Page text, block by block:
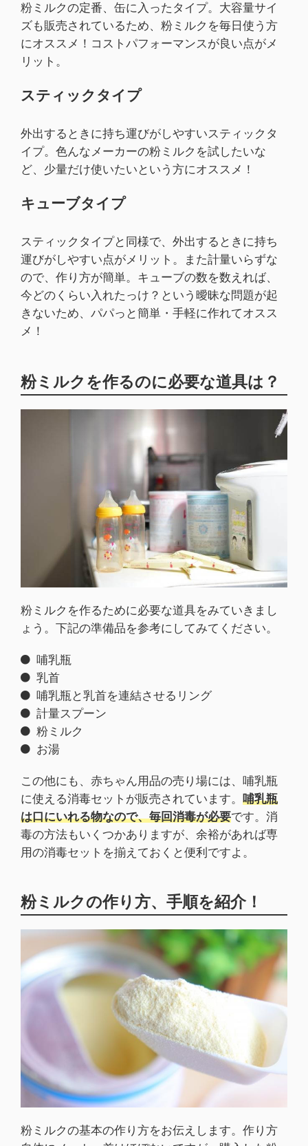
粉ミルクの定番、缶に入ったタイプ。大容量サイ
ズも販売されているため、粉ミルクを毎日使う方
にオススメ！コストパフォーマンスが良い点がメ
リット。
スティックタイプ
外出するときに持ち運びがしやすいスティックタ
イプ。色んなメーカーの粉ミルクを試したいな
ど、少量だけ使いたいという方にオススメ！
キューブタイプ
スティックタイプと同様で、外出するときに持ち
運びがしやすい点がメリット。また計量いらずな
ので、作り方が簡単。キューブの数を数えれば、
今どのくらい入れたっけ？という曖昧な問題が起
きないため、パパっと簡単・手軽に作れてオスス
メ！
粉ミルクを作るのに必要な道具は？
粉ミルクを作るために必要な道具をみていきまし
ょう。下記の準備品を参考にしてみてください。
哺乳瓶
乳首
哺乳瓶と乳首を連結させるリング
計量スプーン
粉ミルク
お湯
この他にも、赤ちゃん用品の売り場には、哺乳瓶
に使える消毒セットが販売されています。 哺乳瓶
は口にいれる物なので、毎回消毒が必要です。消
毒の方法もいくつかありますが、余裕があれば専
用の消毒セットを揃えておくと便利ですよ。
粉ミルクの作り方、手順を紹介！
粉ミルクの基本の作り方をお伝えします。作り方